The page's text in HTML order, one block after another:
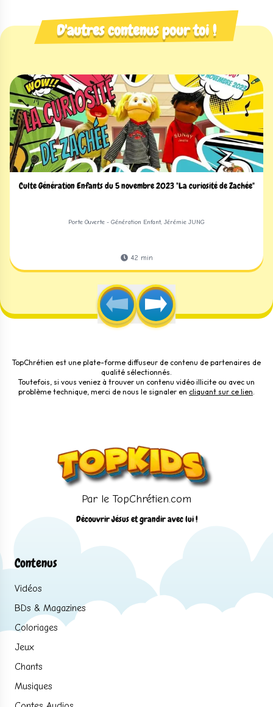
D'autres contenus pour toi !
Culte Génération Enfants du 5 novembre 2023 "La curiosité de Zachée"
Porte Ouverte - Génération Enfant, Jérémie JUNG
42 min
TopChrétien est une plate-forme diffuseur de contenu de partenaires de
qualité sélectionnés.
Toutefois, si vous veniez à trouver un contenu vidéo illicite ou avec un
problème technique, merci de nous le signaler en cliquant sur ce lien.
Par le TopChrétien.com
Découvrir Jésus et grandir avec lui !
Contenus
Vidéos
BDs & Magazines
Coloriages
Jeux
Chants
Musiques